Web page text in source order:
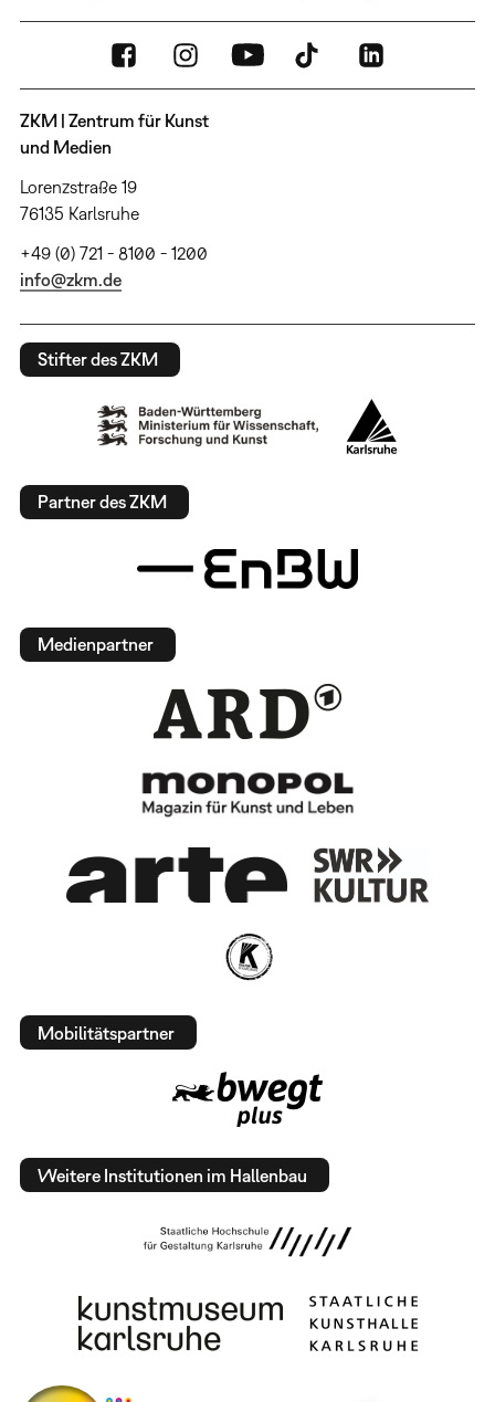
ZKM | Zentrum für Kunst
und Medien
Lorenzstraße 19
76135 Karlsruhe
+49 (0) 721 - 8100 - 1200
info@zkm.de
Stifter des ZKM
Partner des ZKM
Medienpartner
Mobilitätspartner
Weitere Institutionen im Hallenbau